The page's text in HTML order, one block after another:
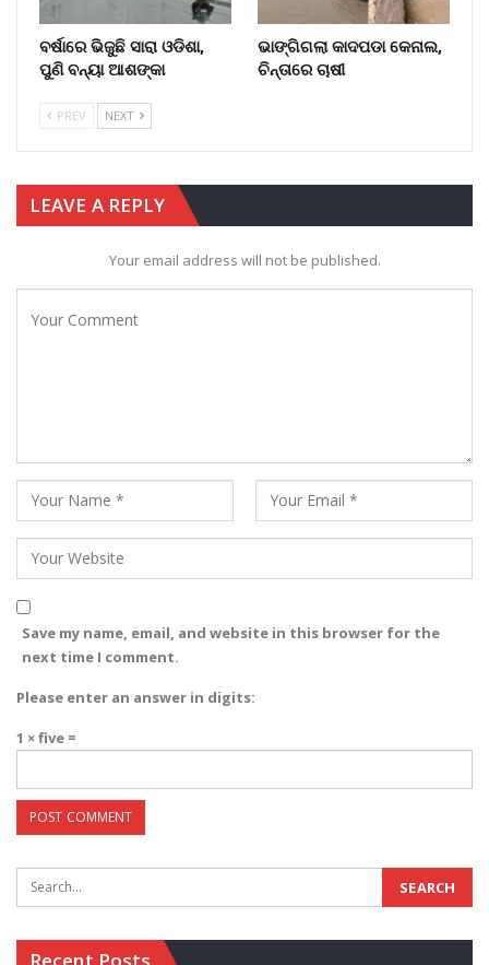
ବର୍ଷାରେ ଭିଜୁଛି ସାରା ଓଡିଶା,
ପୁଣି ବନ୍ୟା ଆଶଙ୍କା
ଭାଙ୍ଗିଗଲା କାଦପଡା କେନାଲ,
ଚିନ୍ତାରେ ଚାଷୀ
PREV NEXT
LEAVE A REPLY
Your email address will not be published.
Save my name, email, and website in this browser for the
next time I comment.
Please enter an answer in digits:
1 × five =
Recent Posts